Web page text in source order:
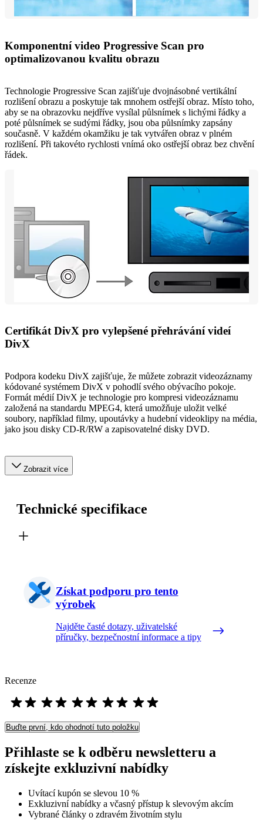
Komponentní video Progressive Scan pro
optimalizovanou kvalitu obrazu
Technologie Progressive Scan zajišťuje dvojnásobné vertikální
rozlišení obrazu a poskytuje tak mnohem ostřejší obraz. Místo toho,
aby se na obrazovku nejdříve vysílal půlsnímek s lichými řádky a
poté půlsnímek se sudými řádky, jsou oba půlsnímky zapsány
současně. V každém okamžiku je tak vytvářen obraz v plném
rozlišení. Při takovéto rychlosti vnímá oko ostřejší obraz bez chvění
řádek.
Certifikát DivX pro vylepšené přehrávání videí
DivX
Podpora kodeku DivX zajišťuje, že můžete zobrazit videozáznamy
kódované systémem DivX v pohodlí svého obývacího pokoje.
Formát médií DivX je technologie pro kompresi videozáznamu
založená na standardu MPEG4, která umožňuje uložit velké
soubory, například filmy, upoutávky a hudební videoklipy na média,
jako jsou disky CD-R/RW a zapisovatelné disky DVD.
Zobrazit více
Technické specifikace
Získat podporu pro tento
výrobek
Najděte časté dotazy, uživatelské
příručky, bezpečnostní informace a tipy
Recenze
Buďte první, kdo ohodnotí tuto položku
Přihlaste se k odběru newsletteru a
získejte exkluzivní nabídky
Uvítací kupón se slevou 10 %
Exkluzivní nabídky a včasný přístup k slevovým akcím
Vybrané články o zdravém životním stylu